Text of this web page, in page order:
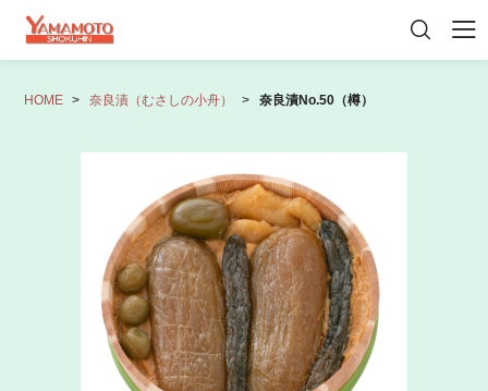
初めての方へ 会員登録 マイページ
商品一覧
奈良漬（むさしの小舟）
御贈答・詰め合わせ
その他おすすめ品
HOME 奈良漬（むさしの小舟） 奈良漬No.50（樽）